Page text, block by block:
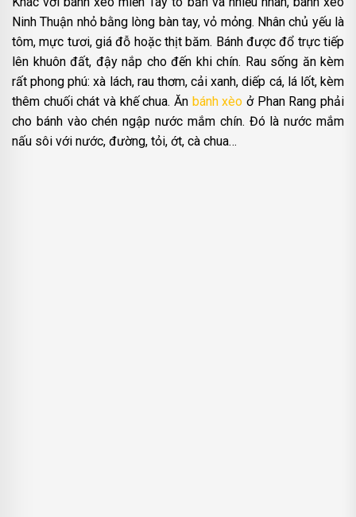
Ninh Thuận nhỏ bằng lòng bàn tay, vỏ mỏng. Nhân chủ yếu là
tôm, mực tươi, giá đỗ hoặc thịt băm. Bánh được đổ trực tiếp
lên khuôn đất, đậy nắp cho đến khi chín. Rau sống ăn kèm
rất phong phú: xà lách, rau thơm, cải xanh, diếp cá, lá lốt, kèm
thêm chuối chát và khế chua. Ăn bánh xèo ở Phan Rang phải
cho bánh vào chén ngập nước mắm chín. Đó là nước mắm
nấu sôi với nước, đường, tỏi, ớt, cà chua…